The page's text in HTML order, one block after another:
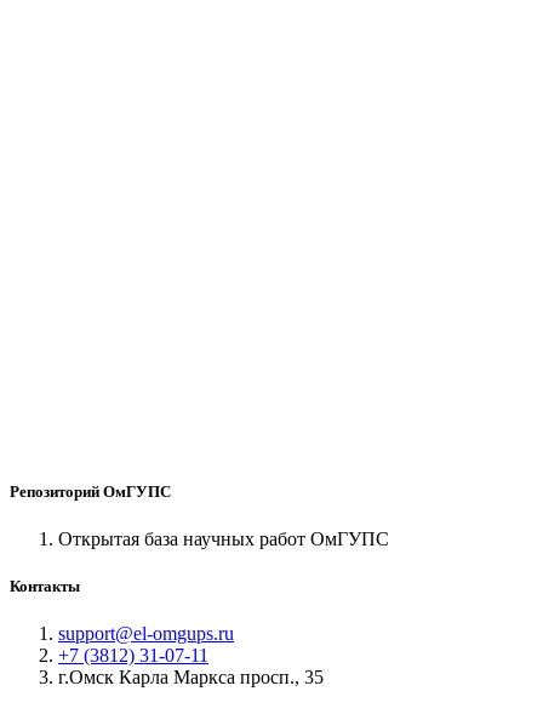
Репозиторий ОмГУПС
Открытая база научных работ ОмГУПС
Контакты
support@el-omgups.ru
+7 (3812) 31-07-11
г.Омск Карла Маркса просп., 35